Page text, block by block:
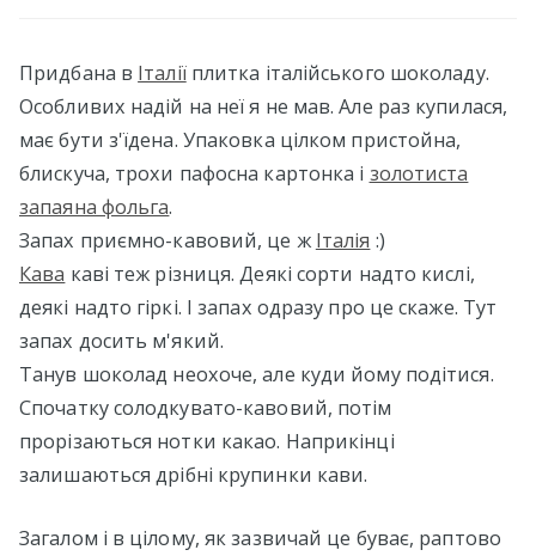
Придбана в Італіїплитка італійського шоколаду.
Особливих надій на неї я не мав. Але раз купилася,
має бути з'їдена. Упаковка цілком пристойна,
блискуча, трохи пафосна картонка і золотиста
запаяна фольга.
Запах приємно-кавовий, це ж Італія :)
Кава каві теж різниця. Деякі сорти надто кислі,
деякі надто гіркі. І запах одразу про це скаже. Тут
запах досить м'який.
Танув шоколад неохоче, але куди йому подітися.
Спочатку солодкувато-кавовий, потім
прорізаються нотки какао. Наприкінці
залишаються дрібні крупинки кави.
Загалом і в цілому, як зазвичай це буває, раптово